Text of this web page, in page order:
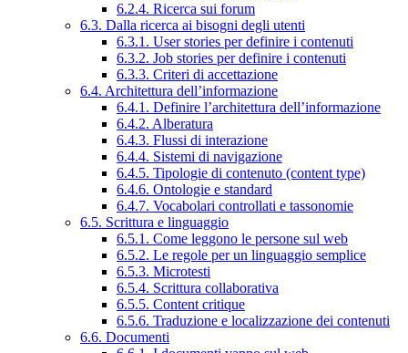
6.2.4. Ricerca sui forum
6.3. Dalla ricerca ai bisogni degli utenti
6.3.1. User stories per definire i contenuti
6.3.2. Job stories per definire i contenuti
6.3.3. Criteri di accettazione
6.4. Architettura dell’informazione
6.4.1. Definire l’architettura dell’informazione
6.4.2. Alberatura
6.4.3. Flussi di interazione
6.4.4. Sistemi di navigazione
6.4.5. Tipologie di contenuto (content type)
6.4.6. Ontologie e standard
6.4.7. Vocabolari controllati e tassonomie
6.5. Scrittura e linguaggio
6.5.1. Come leggono le persone sul web
6.5.2. Le regole per un linguaggio semplice
6.5.3. Microtesti
6.5.4. Scrittura collaborativa
6.5.5. Content critique
6.5.6. Traduzione e localizzazione dei contenuti
6.6. Documenti